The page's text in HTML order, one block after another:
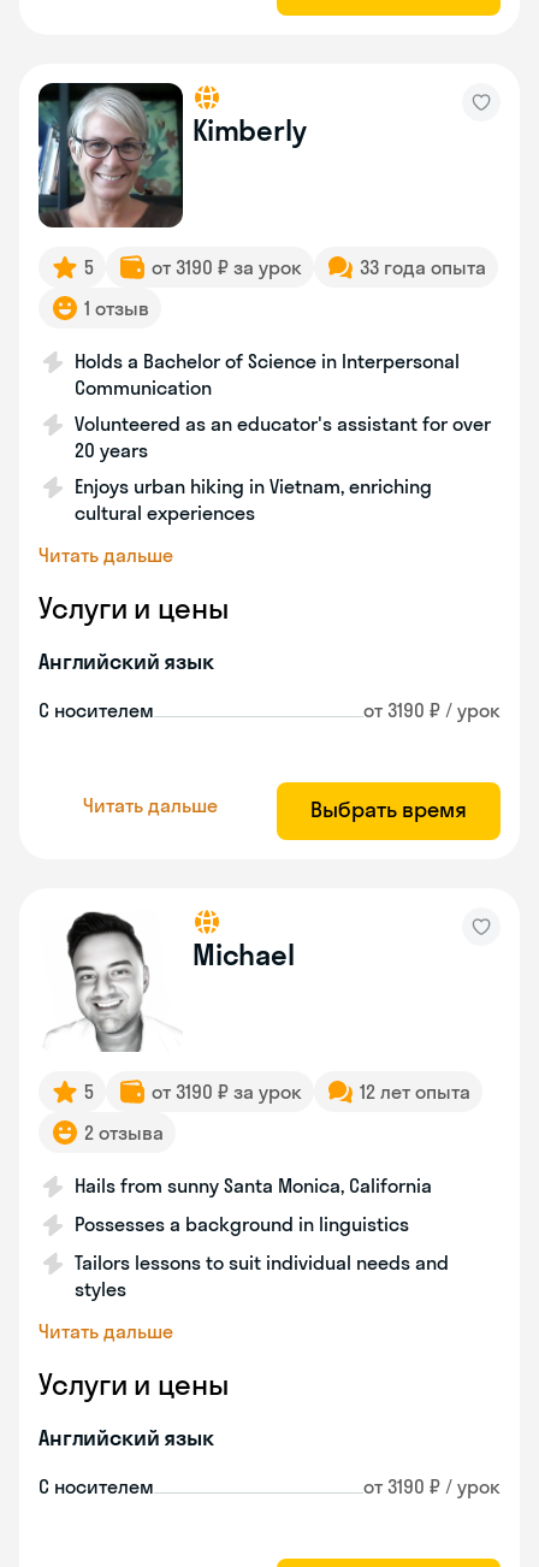
Kimberly
5 от 3190 ₽ за урок
33 года опыта
1 отзыв
Holds a Bachelor of Science in Interpersonal
Communication
Volunteered as an educator's assistant for over
20 years
Enjoys urban hiking in Vietnam, enriching
cultural experiences
Читать дальше
Услуги и цены
Английский язык
С носителем от 3190 ₽ / урок
Читать дальше Выбрать время
Michael
5 от 3190 ₽ за урок
12 лет опыта
2 отзыва
Hails from sunny Santa Monica, California
Possesses a background in linguistics
Tailors lessons to suit individual needs and
styles
Читать дальше
Услуги и цены
Английский язык
С носителем от 3190 ₽ / урок